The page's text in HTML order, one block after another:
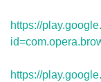
https://
https://